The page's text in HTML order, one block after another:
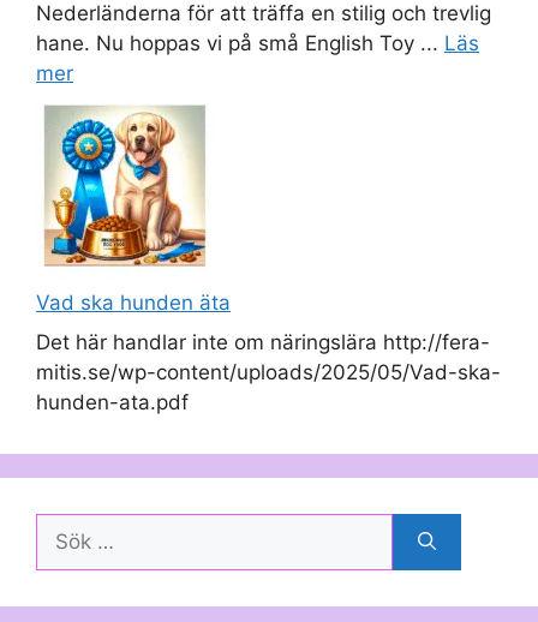
Nederländerna för att träffa en stilig och trevlig
hane. Nu hoppas vi på små English Toy ... Läs
mer
Vad ska hunden äta
Det här handlar inte om näringslära http://fera-
mitis.se/wp-content/uploads/2025/05/Vad-ska-
hunden-ata.pdf
Sök
efter: